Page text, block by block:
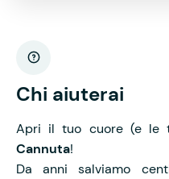
Chi aiuterai
Apri il tuo cuore (e le
Cannuta!
Da anni salviamo